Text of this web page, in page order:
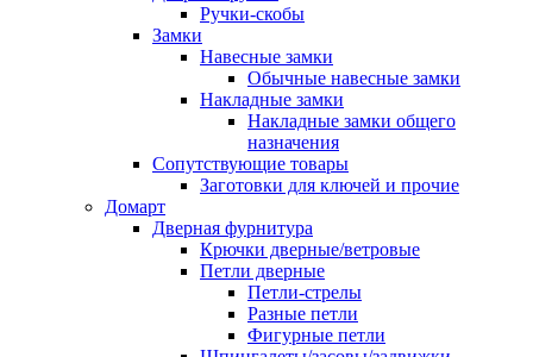
Ручки-скобы
Замки
Навесные замки
Обычные навесные замки
Накладные замки
Накладные замки общего
назначения
Сопутствующие товары
Заготовки для ключей и прочие
Домарт
Дверная фурнитура
Крючки дверные/ветровые
Петли дверные
Петли-стрелы
Разные петли
Фигурные петли